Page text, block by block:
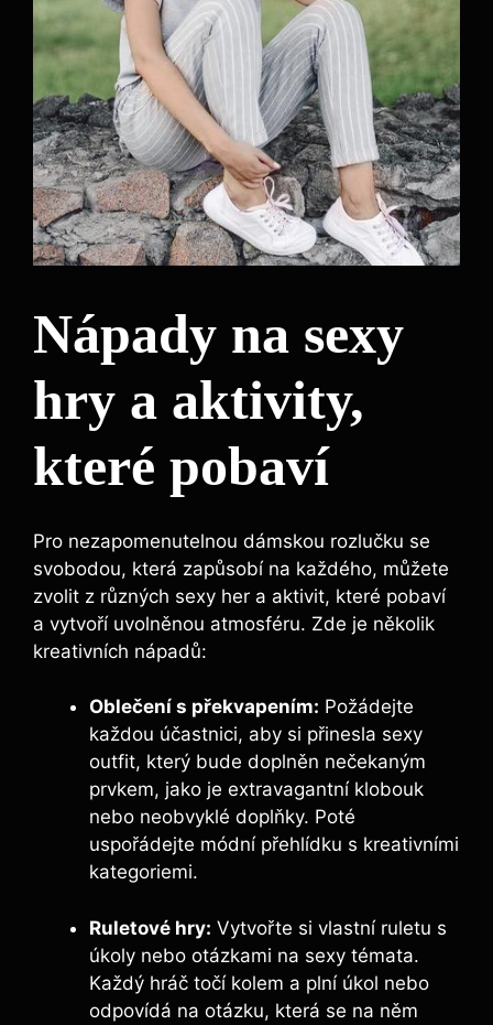
Nápady na sexy
hry a aktivity,
které pobaví
Pro nezapomenutelnou dámskou rozlučku se
svobodou, která zapůsobí na každého, můžete
zvolit z různých sexy her a aktivit, které pobaví
a vytvoří uvolněnou atmosféru. Zde je několik
kreativních nápadů:
Oblečení s překvapením: Požádejte
každou účastnici, aby si přinesla sexy
outfit, který bude doplněn nečekaným
prvkem, jako je extravagantní klobouk
nebo neobvyklé doplňky. Poté
uspořádejte módní přehlídku s kreativními
kategoriemi.
Ruletové hry: Vytvořte si vlastní ruletu s
úkoly nebo otázkami na sexy témata.
Každý hráč točí kolem a plní úkol nebo
odpovídá na otázku, která se na něm